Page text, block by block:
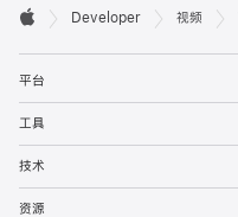
发
者
页
脚

Developer 视频
平台
工具
技术
资源